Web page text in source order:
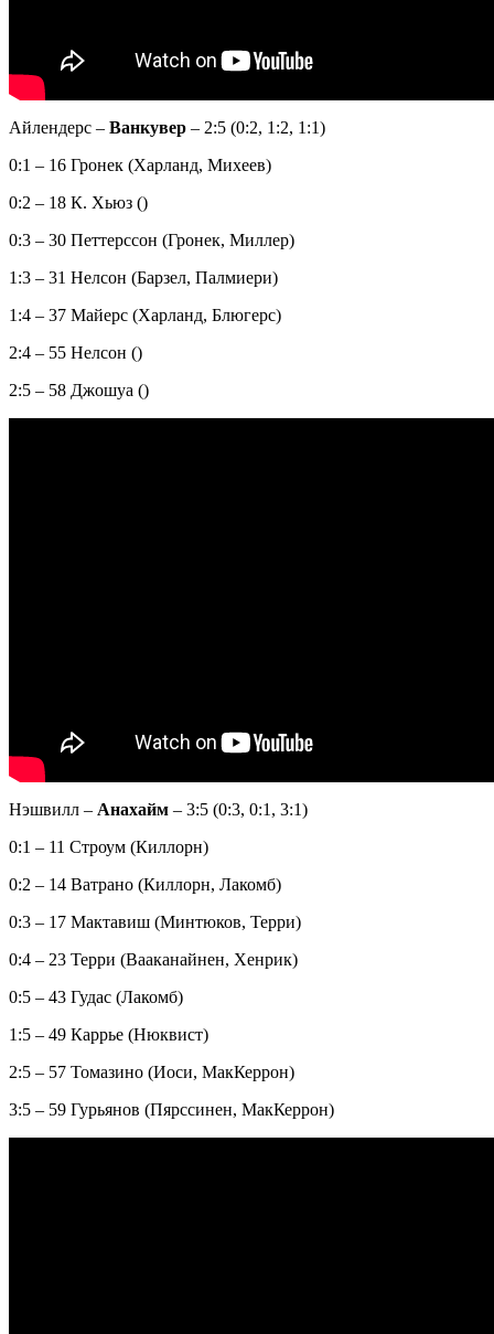
Айлендерс – Ванкувер – 2:5 (0:2, 1:2, 1:1)
0:1 – 16 Гронек (Харланд, Михеев)
0:2 – 18 К. Хьюз ()
0:3 – 30 Петтерссон (Гронек, Миллер)
1:3 – 31 Нелсон (Барзел, Палмиери)
1:4 – 37 Майерс (Харланд, Блюгерс)
2:4 – 55 Нелсон ()
2:5 – 58 Джошуа ()
Нэшвилл – Анахайм – 3:5 (0:3, 0:1, 3:1)
0:1 – 11 Строум (Киллорн)
0:2 – 14 Ватрано (Киллорн, Лакомб)
0:3 – 17 Мактавиш (Минтюков, Терри)
0:4 – 23 Терри (Вааканайнен, Хенрик)
0:5 – 43 Гудас (Лакомб)
1:5 – 49 Каррье (Нюквист)
2:5 – 57 Томазино (Иоси, МакКеррон)
3:5 – 59 Гурьянов (Пярссинен, МакКеррон)